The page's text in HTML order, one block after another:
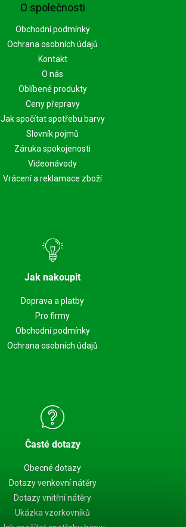
O společnosti
Obchodní podmínky
Ochrana osobních údajů
Kontakt
O nás
Oblíbené produkty
Ceny přepravy
Jak spočítat spotřebu barvy
Slovník pojmů
Záruka spokojenosti
Videonávody
Vrácení a reklamace zboží
Jak nakoupit
Doprava a platby
Pro firmy
Obchodní podmínky
Ochrana osobních údajů
Časté dotazy
Obecné dotazy
Dotazy venkovní nátěry
Dotazy vnitřní nátěry
Ukázka vzorkovníků